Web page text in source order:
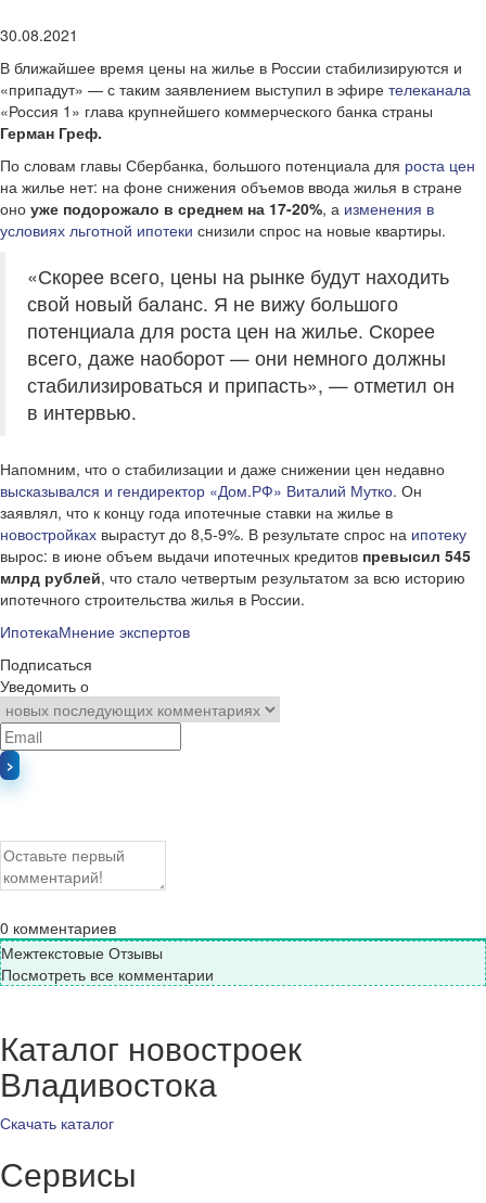
30.08.2021
В ближайшее время цены на жилье в России стабилизируются и
«припадут» — с таким заявлением выступил в эфире телеканала
«Россия 1» глава крупнейшего коммерческого банка страны
Герман Греф.
По словам главы Сбербанка, большого потенциала для роста цен
на жилье нет: на фоне снижения объемов ввода жилья в стране
оно уже подорожало в среднем на 17-20%, а изменения в
условиях льготной ипотеки снизили спрос на новые квартиры.
«Скорее всего, цены на рынке будут находить
свой новый баланс. Я не вижу большого
потенциала для роста цен на жилье. Скорее
всего, даже наоборот — они немного должны
стабилизироваться и припасть», — отметил он
в интервью.
Напомним, что о стабилизации и даже снижении цен недавно
высказывался и гендиректор «Дом.РФ» Виталий Мутко. Он
заявлял, что к концу года ипотечные ставки на жилье в
новостройках вырастут до 8,5-9%. В результате спрос на ипотеку
вырос: в июне объем выдачи ипотечных кредитов превысил 545
млрд рублей, что стало четвертым результатом за всю историю
ипотечного строительства жилья в России.
ИпотекаМнение экспертов
Подписаться
Уведомить о
0 комментариев
Межтекстовые Отзывы
Посмотреть все комментарии
Каталог новостроек
Владивостока
Скачать каталог
Сервисы